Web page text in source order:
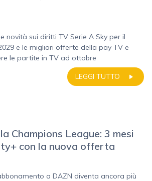
novità sui diritti TV Serie A Sky per il
e le migliori offerte della pay TV e
le partite in TV ad ottobre
LEGGI TUTTO
Champions League: 3 mesi
con la nuova offerta
a DAZN diventa ancora più